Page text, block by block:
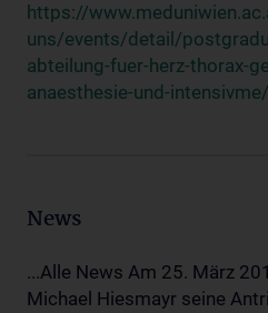
https://
uns/events/detail/
abteilung-fuer-herz-thorax-
anaesthesie-und-intensivme/
News
...Alle News Am 25. März
Michael Hiesmayr seine